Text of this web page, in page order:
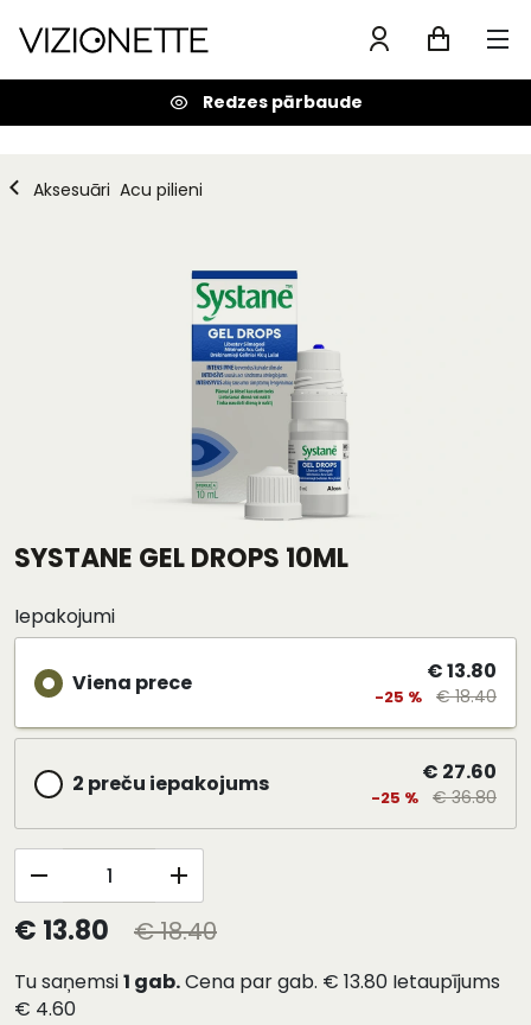
Redzes pārbaude
Aksesuāri Acu pilieni
SYSTANE GEL DROPS 10ML
Iepakojumi
Viena prece € 13.80
-25 % € 18.40
2 preču iepakojums € 27.60
-25 % € 36.80
€ 13.80 € 18.40
Tu saņemsi1 gab.Cena par gab. € 13.80 Ietaupījums
€ 4.60